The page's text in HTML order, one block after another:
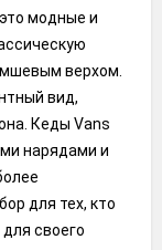
модные и
верхом.
вид,
Кеды Vans
нарядами и
для тех, кто
своего